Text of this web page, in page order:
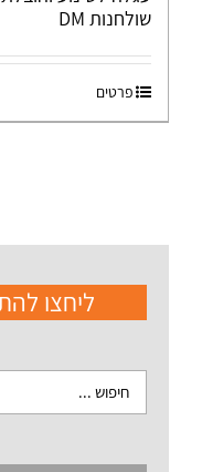
שולחנות DM
פרטים
ליחצו